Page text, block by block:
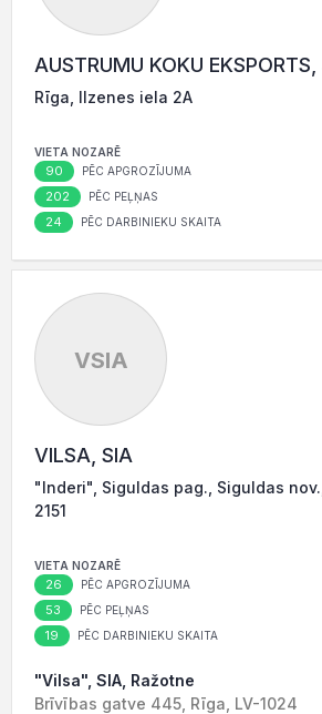
AUSTRUMU KOKU EKSPORTS,
Rīga, Ilzenes iela 2A
VIETA NOZARĒ
90 PĒC APGROZĪJUMA
202 PĒC PEĻŅAS
24 PĒC DARBINIEKU SKAITA
VSIA
VILSA, SIA
"Inderi", Siguldas pag., Siguldas
2151
VIETA NOZARĒ
26 PĒC APGROZĪJUMA
53 PĒC PEĻŅAS
19 PĒC DARBINIEKU SKAITA
"Vilsa", SIA, Ražotne
Brīvības gatve 445, Rīga, LV-1024